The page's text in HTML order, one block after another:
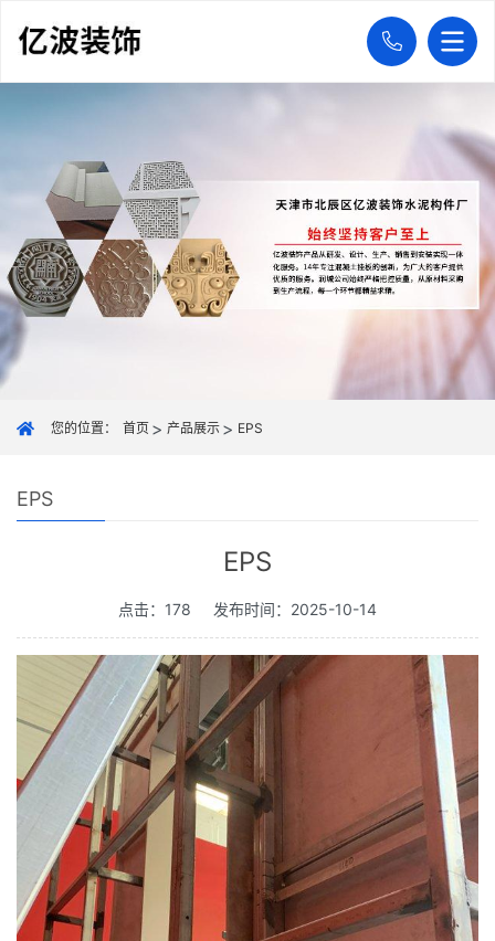
您的位置： 首页 产品展示 EPS
EPS
EPS
点击：178 发布时间：2025-10-14